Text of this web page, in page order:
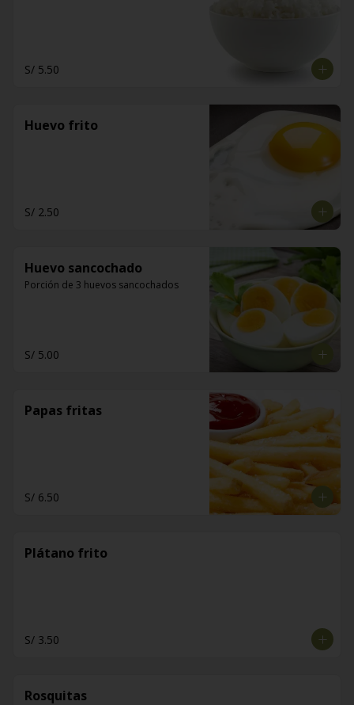
S/ 5.50
Huevo frito
S/ 2.50
Huevo sancochado
Porción de 3 huevos sancochados
S/ 5.00
Papas fritas
S/ 6.50
Plátano frito
S/ 3.50
Rosquitas